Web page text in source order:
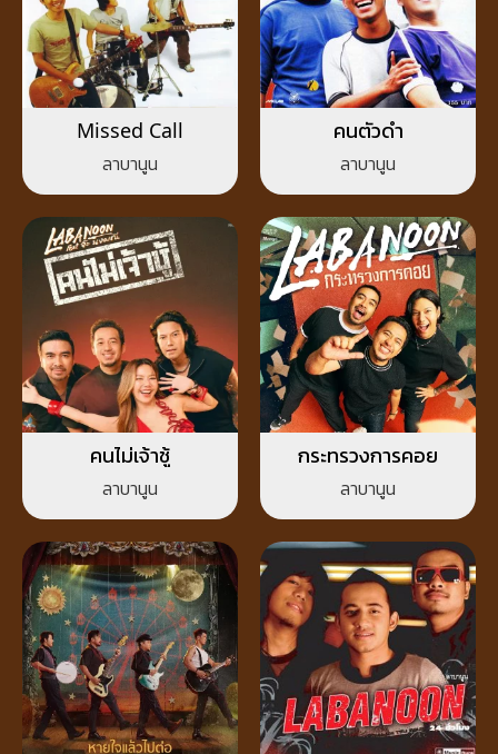
Missed Call
ลาบานูน
คนตัวดำ
ลาบานูน
คนไม่เจ้าชู้
ลาบานูน
กระทรวงการคอย
ลาบานูน